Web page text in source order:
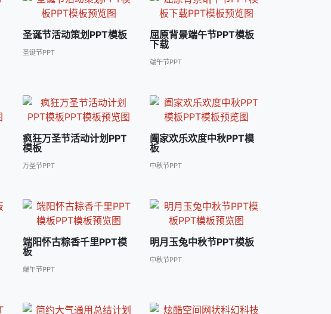
圣诞节活动策划PPT模板
圣诞节PPT
屈原背景端午节PPT模板
下载
端午节PPT
疯狂万圣节活动计划PPT
模板
万圣节PPT
阖家欢乐欢度中秋PPT模
板
中秋节PPT
端阳怀古粽香千里PPT模
板
端午节PPT
明月玉兔中秋节PPT模板
中秋节PPT